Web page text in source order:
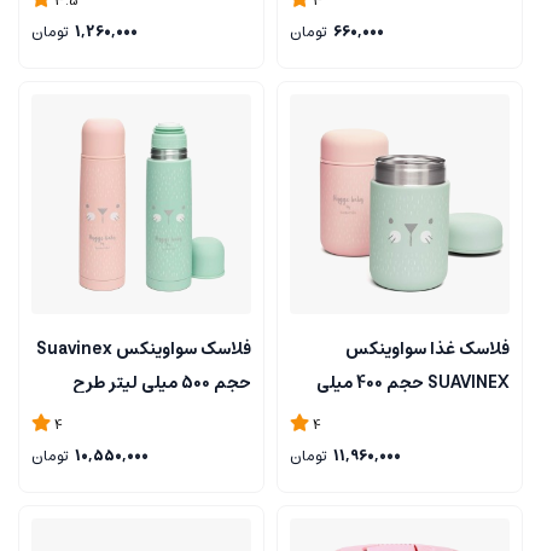
660,000 تومان
1,260,000 تومان
فلاسک غذا سواوینکس
SUAVINEX حجم 400 میلی
4
11,960,000 تومان
فلاسک سواوینکس Suavinex
حجم 500 میلی لیتر طرح
4
10,550,000 تومان